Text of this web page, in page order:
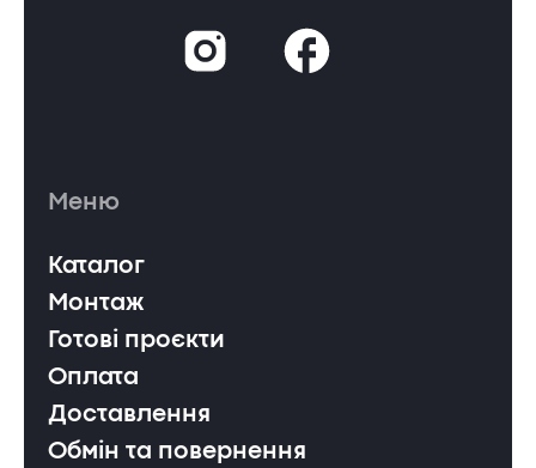
Меню
Каталог
Монтаж
Готові проєкти
Оплата
Доставлення
Обмін та повернення